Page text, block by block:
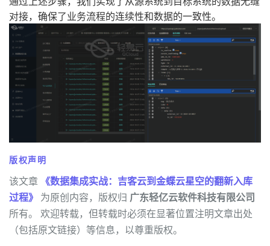
对接，确保了业务流程的连续性和数据的一致性。
版权声明
该文章 《数据集成实战：吉客云到金蝶云星空的翻新入库
过程》 为原创内容，版权归 广东轻亿云软件科技有限公司
所有。 欢迎转载，但转载时必须在显著位置注明文章出处
（包括原文链接）等信息，以尊重版权。